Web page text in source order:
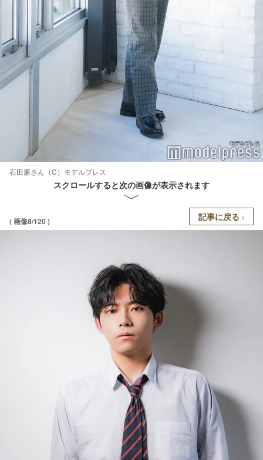
石田廉さん（C）モデルプレス
スクロールすると次の画像が表示されます
( 画像8/120 ) 記事に戻る